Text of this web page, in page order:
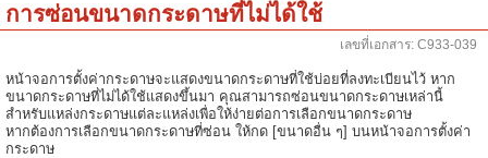
การซ่อนขนาดกระดาษที่ไม่ได้ใช้
เลขที่เอกสาร: C933-039
หน้าจอการตั้งค่ากระดาษจะแสดงขนาดกระดาษที่ใช้บ่อยที่ลงทะเบียนไว้ หาก
ขนาดกระดาษที่ไม่ได้ใช้แสดงขึ้นมา คุณสามารถซ่อนขนาดกระดาษเหล่านี้
สำหรับแหล่งกระดาษแต่ละแหล่งเพื่อให้ง่ายต่อการเลือกขนาดกระดาษ
หากต้องการเลือกขนาดกระดาษที่ซ่อน ให้กด [ขนาดอื่น ๆ] บนหน้าจอการตั้งค่า
กระดาษ